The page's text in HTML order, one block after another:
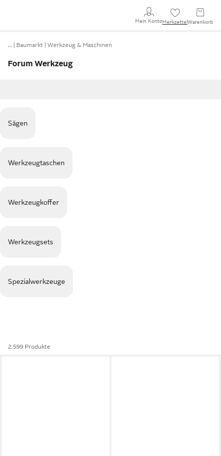
Mein KontoMerkzettel Warenkorb
… Baumarkt Werkzeug & Maschinen
Forum Werkzeug
Sägen
Werkzeugtaschen
Werkzeugkoffer
Werkzeugsets
Spezialwerkzeuge
2.599 Produkte